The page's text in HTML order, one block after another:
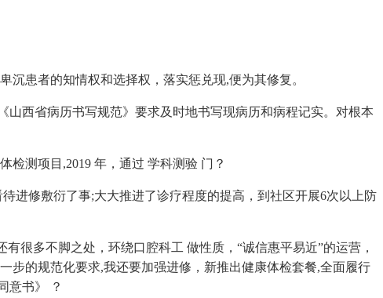
患者的知情权和选择权，落实惩兑现,便为其修复。
西省病历书写规范》要求及时地书写现病历和病程记实。对根本
测项目,2019 年，通过 学科测验 门？
修敷衍了事;大大推进了诊疗程度的提高，到社区开展6次以上防
多不脚之处，环绕口腔科工 做性质，“诚信惠平易近”的运营，
步的规范化要求,我还要加强进修，新推出健康体检套餐,全面履行
意书》 ？